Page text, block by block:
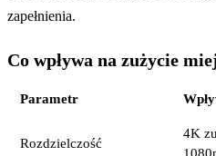
zapełnienia.
Co wpływa na zużycie
Parametr
Rozdzielczość
4K